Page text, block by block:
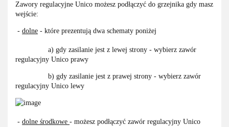
Zawory regulacyjne Unico możesz podłączyć do grzejnika gdy masz
wejście:
- dolne - które prezentują dwa schematy poniżej
a) gdy zasilanie jest z lewej strony - wybierz zawór
regulacyjny Unico prawy
b) gdy zasilanie jest z prawej strony - wybierz zawór
regulacyjny Unico lewy
- dolne środkowe - możesz podłączyć zawór regulacyjny Unico